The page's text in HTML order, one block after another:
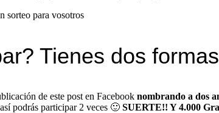
sorteo para vosotros
Tienes dos
de este post en Facebook nombrando a dos
podrás participar 2 veces 🙂 SUERTE!! Y 4.000